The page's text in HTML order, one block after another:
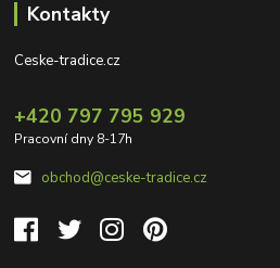
Kontakty
Ceske-tradice.cz
+420 797 795 929
Pracovní dny 8-17h
obchod@ceske-tradice.cz